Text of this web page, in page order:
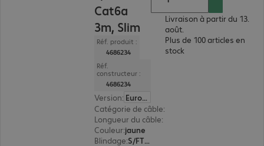
Cat6a
3m, Slim
Réf. produit :
4686234
Réf.
constructeur :
4686234
Version:
Europe
Catégorie de câble:
Longueur du câble:
Couleur:jaune
Blindage: S/FTP (PIMF)
Livraison à partir du 13.
août.
Plus de 100 articles en
stock